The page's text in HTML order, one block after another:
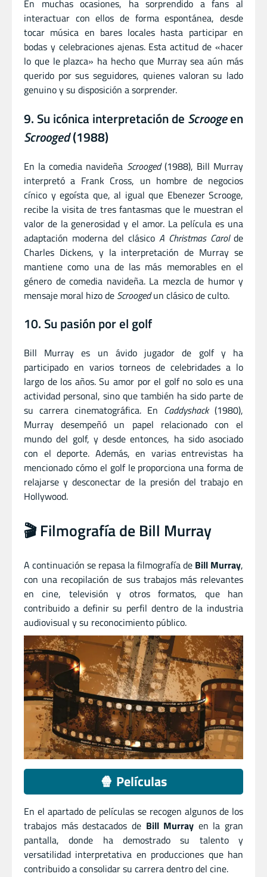
En muchas ocasiones, ha sorprendido a fans al
interactuar con ellos de forma espontánea, desde
tocar música en bares locales hasta participar en
bodas y celebraciones ajenas. Esta actitud de «hacer
lo que le plazca» ha hecho que Murray sea aún más
querido por sus seguidores, quienes valoran su lado
genuino y su disposición a sorprender.
9. Su icónica interpretación de Scroogeen
Scrooged(1988)
En la comedia navideña Scrooged(1988), Bill Murray
interpretó a Frank Cross, un hombre de negocios
cínico y egoísta que, al igual que Ebenezer Scrooge,
recibe la visita de tres fantasmas que le muestran el
valor de la generosidad y el amor. La película es una
adaptación moderna del clásico A Christmas Carolde
Charles Dickens, y la interpretación de Murray se
mantiene como una de las más memorables en el
género de comedia navideña. La mezcla de humor y
mensaje moral hizo de Scroogedun clásico de culto.
10. Su pasión por el golf
Bill Murray es un ávido jugador de golf y ha
participado en varios torneos de celebridades a lo
largo de los años. Su amor por el golf no solo es una
actividad personal, sino que también ha sido parte de
su carrera cinematográfica. En Caddyshack(1980),
Murray desempeñó un papel relacionado con el
mundo del golf, y desde entonces, ha sido asociado
con el deporte. Además, en varias entrevistas ha
mencionado cómo el golf le proporciona una forma de
relajarse y desconectar de la presión del trabajo en
Hollywood.
🎬 Filmografía de Bill Murray
A continuación se repasa la filmografía de Bill Murray,
con una recopilación de sus trabajos más relevantes
en cine, televisión y otros formatos, que han
contribuido a definir su perfil dentro de la industria
audiovisual y su reconocimiento público.
🍿 Películas
En el apartado de películas se recogen algunos de los
trabajos más destacados de Bill Murray en la gran
pantalla, donde ha demostrado su talento y
versatilidad interpretativa en producciones que han
contribuido a consolidar su carrera dentro del cine.